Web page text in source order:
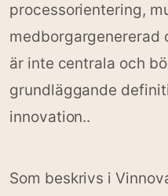
processorientering,
medborgargenererad
är inte centrala och
grundläggande
innovation..
Som beskrivs i